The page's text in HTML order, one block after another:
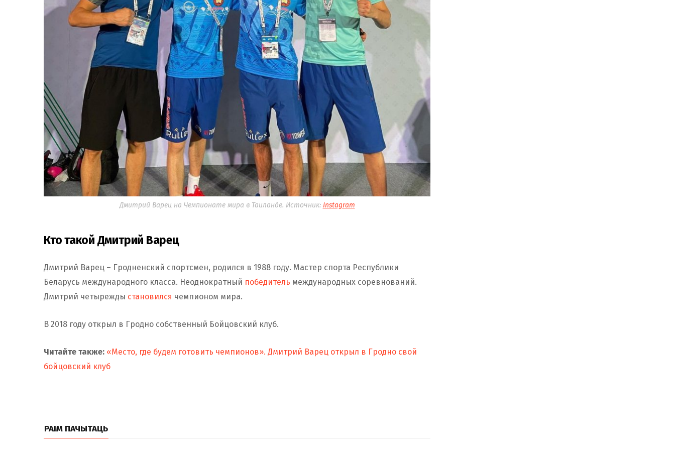
Дмитрий Варец на Чемпионате мира в Таиланде. Источник: Instagram
Кто такой Дмитрий Варец
Дмитрий Варец – Гродненский спортсмен, родился в 1988 году. Мастер спорта Республики
Беларусь международного класса. Неоднократный победитель международных соревнований.
Дмитрий четырежды становился чемпионом мира.
В 2018 году открыл в Гродно собственный Бойцовский клуб.
Читайте также: «Место, где будем готовить чемпионов». Дмитрий Варец открыл в Гродно свой
бойцовский клуб
РАІМ ПАЧЫТАЦЬ